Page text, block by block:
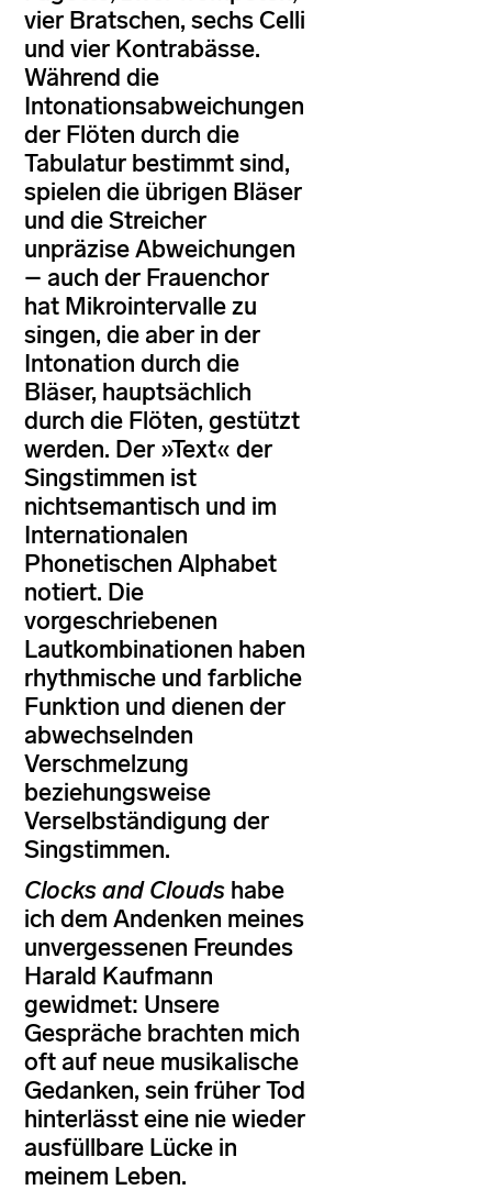
vier Bratschen, sechs Celli
und vier Kontrabässe.
Während die
Intonationsabweichungen
der Flöten durch die
Tabulatur bestimmt sind,
spielen die übrigen Bläser
und die Streicher
unpräzise Abweichungen
– auch der Frauenchor
hat Mikrointervalle zu
singen, die aber in der
Intonation durch die
Bläser, hauptsächlich
durch die Flöten, gestützt
werden. Der »Text« der
Singstimmen ist
nichtsemantisch und im
Internationalen
Phonetischen Alphabet
notiert. Die
vorgeschriebenen
Lautkombinationen haben
rhythmische und farbliche
Funktion und dienen der
abwechselnden
Verschmelzung
beziehungsweise
Verselbständigung der
Singstimmen.
Clocks and Clouds habe
ich dem Andenken meines
unvergessenen Freundes
Harald Kaufmann
gewidmet: Unsere
Gespräche brachten mich
oft auf neue musikalische
Gedanken, sein früher Tod
hinterlässt eine nie wieder
ausfüllbare Lücke in
meinem Leben.